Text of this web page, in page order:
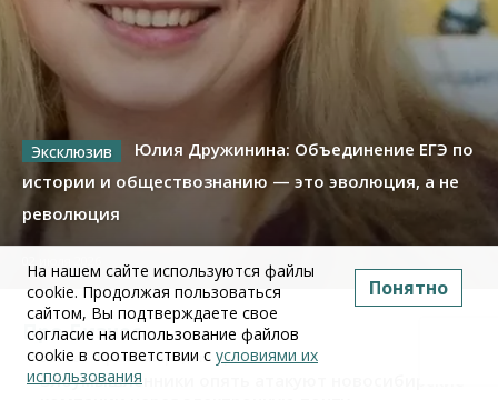
Юлия Дружинина: Объединение ЕГЭ по
истории и обществознанию — это эволюция, а не
революция
Про Бизнес
Бизнес Право&Порядок ПроБизнес
Злоумышленники опять атакуют новосибирские
На нашем сайте используются файлы
cookie. Продолжая пользоваться
сайтом, Вы подтверждаете свое
согласие на использование файлов
cookie в соответствии с условиями их
использования
Понятно